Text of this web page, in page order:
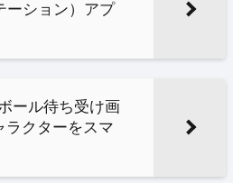
ーション）アプ
ール待ち受け画
ラクターをスマ